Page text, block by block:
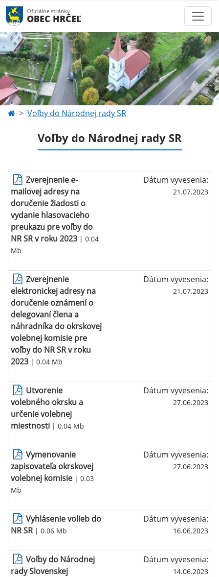
Oficiálne stránky
OBEC HRČEĽ
Voľby do Národnej rady SR
Voľby do Národnej rady SR
Zverejnenie e-
mailovej adresy na
doručenie žiadosti o
vydanie hlasovacieho
preukazu pre voľby do
NR SR v roku 2023 | 0.04
Mb
Dátum vyvesenia:
21.07.2023
Zverejnenie
elektronickej adresy na
doručenie oznámení o
delegovaní člena a
náhradníka do okrskovej
volebnej komisie pre
voľby do NR SR v roku
2023 | 0.04 Mb
Dátum vyvesenia:
21.07.2023
Utvorenie
volebného okrsku a
určenie volebnej
miestnosti | 0.04 Mb
Dátum vyvesenia:
27.06.2023
Vymenovanie
zapisovateľa okrskovej
volebnej komisie | 0.03
Mb
Dátum vyvesenia:
27.06.2023
Vyhlásenie volieb do
NR SR| 0.06 Mb
Dátum vyvesenia:
16.06.2023
Voľby do Národnej
rady Slovenskej
Dátum vyvesenia:
14.06.2023